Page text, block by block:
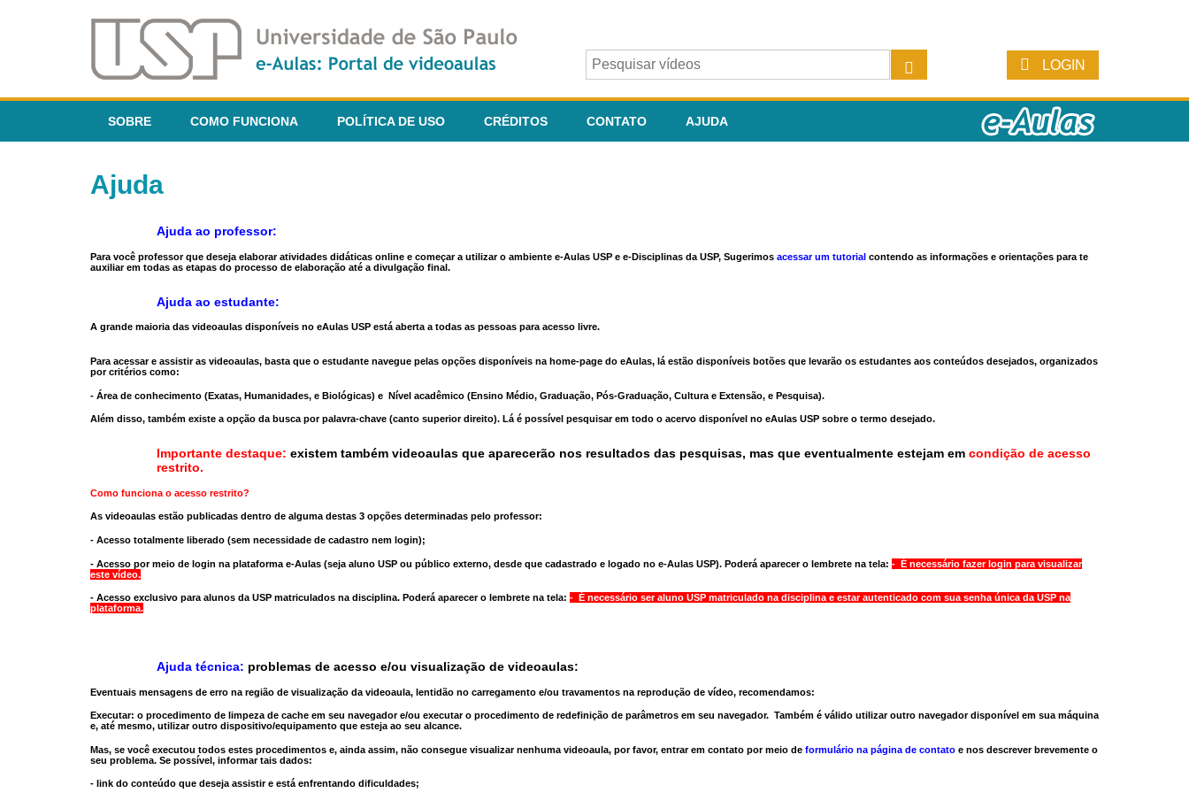
LOGIN
SOBRE COMO FUNCIONA POLÍTICA DE USO CRÉDITOS CONTATO AJUDA
Ajuda
Ajuda ao professor:
Para você professor que deseja elaborar atividades didáticas online e começar a utilizar o ambiente e-Aulas USP e e-Disciplinas da USP, Sugerimos acessar um tutorial contendo as informações e orientações para te
auxiliar em todas as etapas do processo de elaboração até a divulgação final.
Ajuda ao estudante:
A grande maioria das videoaulas disponíveis no eAulas USP está aberta a todas as pessoas para acesso livre.
Para acessar e assistir as videoaulas, basta que o estudante navegue pelas opções disponíveis na home-page do eAulas, lá estão disponíveis botões que levarão os estudantes aos conteúdos desejados, organizados
por critérios como:
- Área de conhecimento (Exatas, Humanidades, e Biológicas) e Nível acadêmico (Ensino Médio, Graduação, Pós-Graduação, Cultura e Extensão, e Pesquisa).
Além disso, também existe a opção da busca por palavra-chave (canto superior direito). Lá é possível pesquisar em todo o acervo disponível no eAulas USP sobre o termo desejado.
Importante destaque: existem também videoaulas que aparecerão nos resultados das pesquisas, mas que eventualmente estejam em condição de acesso
restrito.
Como funciona o acesso restrito?
As videoaulas estão publicadas dentro de alguma destas 3 opções determinadas pelo professor:
- Acesso totalmente liberado (sem necessidade de cadastro nem login);
- Acesso por meio de login na plataforma e-Aulas (seja aluno USP ou público externo, desde que cadastrado e logado no e-Aulas USP). Poderá aparecer o lembrete na tela: - É necessário fazer login para visualizar
este vídeo.
- Acesso exclusivo para alunos da USP matriculados na disciplina. Poderá aparecer o lembrete na tela: - É necessário ser aluno USP matriculado na disciplina e estar autenticado com sua senha única da USP na
plataforma.
Ajuda técnica: problemas de acesso e/ou visualização de videoaulas:
Eventuais mensagens de erro na região de visualização da videoaula, lentidão no carregamento e/ou travamentos na reprodução de vídeo, recomendamos:
Executar: o procedimento de limpeza de cache em seu navegador e/ou executar o procedimento de redefinição de parâmetros em seu navegador. Também é válido utilizar outro navegadordisponível em sua máquina
e, até mesmo, utilizar outro dispositivo/equipamento que esteja ao seu alcance.
Mas, se você executou todos estes procedimentos e, ainda assim, não consegue visualizar nenhuma videoaula, por favor, entrar em contato por meio de formulário na página de contato e nos descrever brevemente o
seu problema. Se possível, informar tais dados:
- link do conteúdo que deseja assistir e está enfrentando dificuldades;